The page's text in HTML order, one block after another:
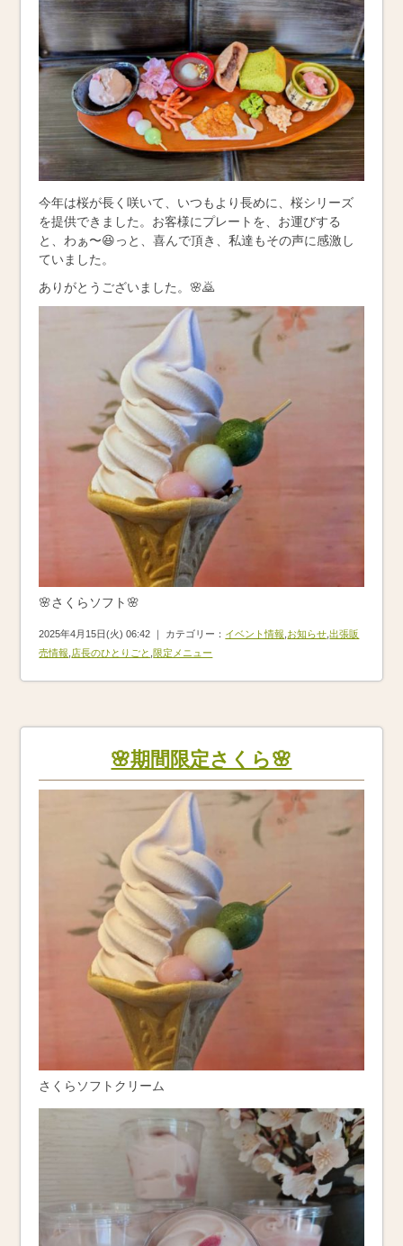
今年は桜が長く咲いて、いつもより長めに、桜シリーズ
を提供できました。お客様にプレートを、お運びする
と、わぁ〜😆っと、喜んで頂き、私達もその声に感激し
ていました。
ありがとうございました。🌸🙇
🌸さくらソフト🌸
2025年4月15日(火) 06:42 ｜ カテゴリー： イベント情報 お知らせ ,出張販
売情報 店長のひとりごと ,限定メニュー
🌸期間限定さくら🌸
さくらソフトクリーム